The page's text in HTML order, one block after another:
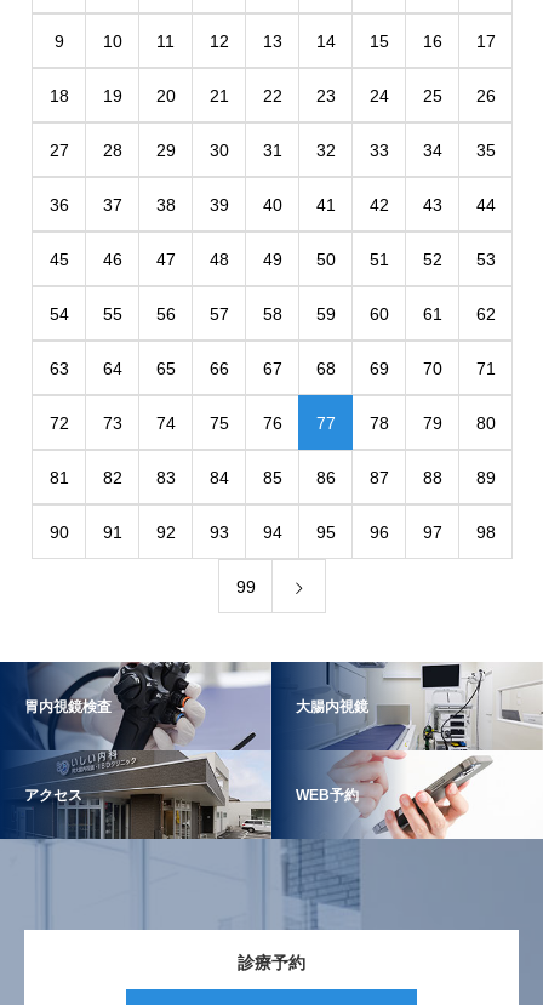
9 10 11 12 13 14 15 16 17
18 19 20 21 22 23 24 25 26
27 28 29 30 31 32 33 34 35
36 37 38 39 40 41 42 43 44
45 46 47 48 49 50 51 52 53
54 55 56 57 58 59 60 61 62
63 64 65 66 67 68 69 70 71
72 73 74 75 76 77 78 79 80
81 82 83 84 85 86 87 88 89
90 91 92 93 94 95 96 97 98
99
胃内視鏡検査 大腸内視鏡
アクセス WEB予約
診療予約